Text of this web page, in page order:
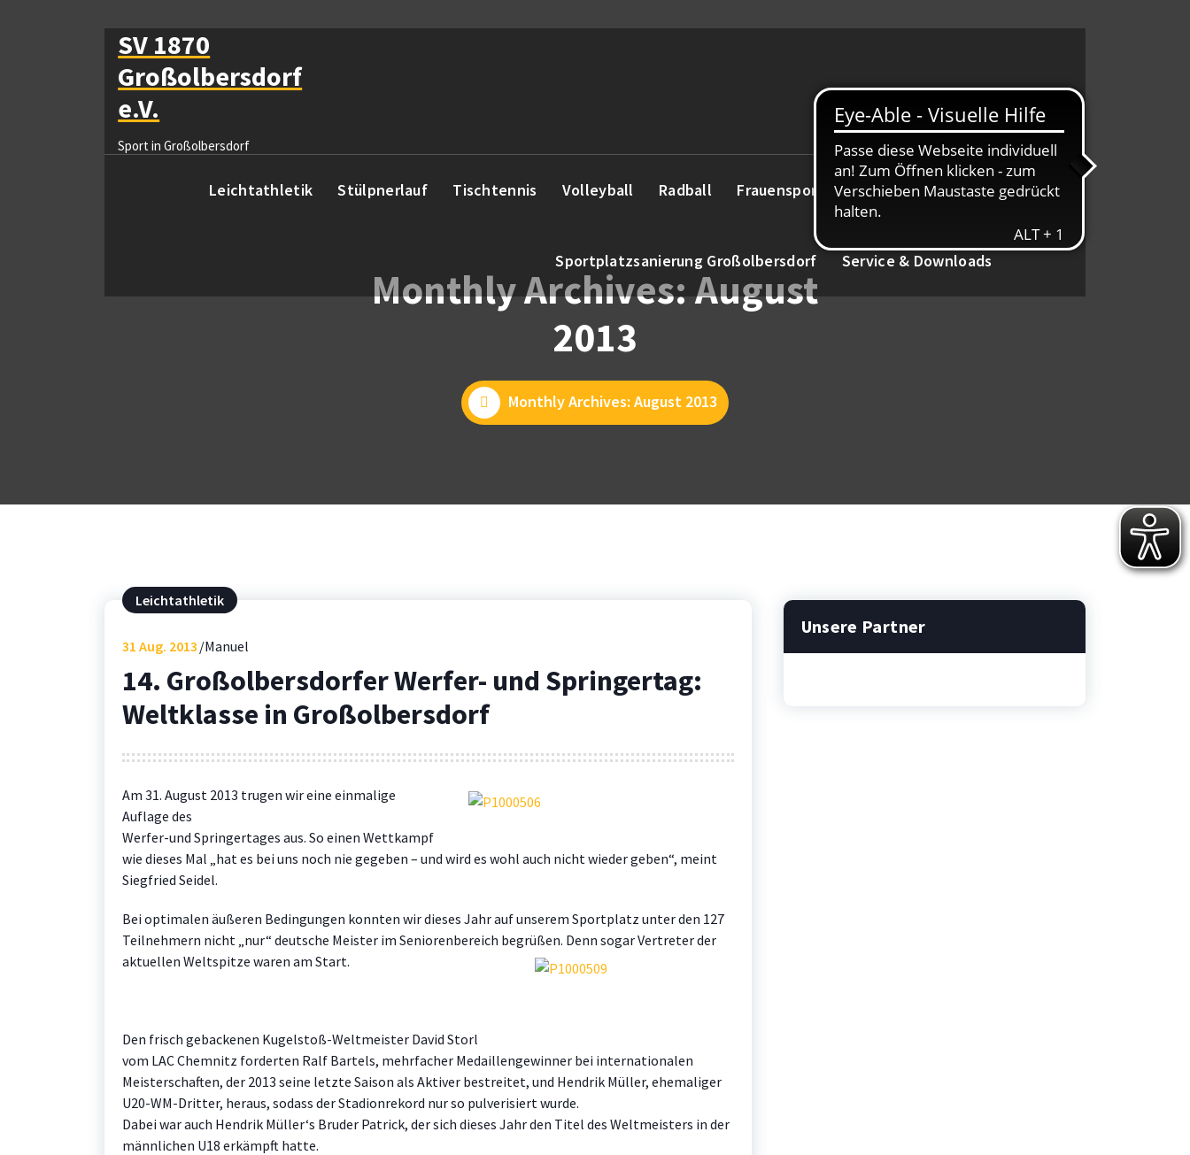
SV 1870
Großolbersdorf
e.V.
Sport in Großolbersdorf
Leichtathletik Stülpnerlauf Tischtennis Volleyball Radball Frauensport Alte Herren Tanz
Sportplatzsanierung Großolbersdorf Service & Downloads
Monthly Archives: August
2013
Monthly Archives: August 2013
Leichtathletik
31 Aug. 2013 Manuel
14. Großolbersdorfer Werfer- und Springertag:
Weltklasse in Großolbersdorf
Am 31. August 2013 trugen wir eine einmalige
Auflage des
Werfer-und Springertages aus. So einen Wettkampf
wie dieses Mal „hat es bei uns noch nie gegeben – und wird es wohl auch nicht wieder geben“, meint
Siegfried Seidel.
Bei optimalen äußeren Bedingungen konnten wir dieses Jahr auf unserem Sportplatz unter den 127
Teilnehmern nicht „nur“ deutsche Meister im Seniorenbereich begrüßen. Denn sogar Vertreter der
aktuellen Weltspitze waren am Start.
Den frisch gebackenen Kugelstoß-Weltmeister David Storl
vom LAC Chemnitz forderten Ralf Bartels, mehrfacher Medaillengewinner bei internationalen
Meisterschaften, der 2013 seine letzte Saison als Aktiver bestreitet, und Hendrik Müller, ehemaliger
U20-WM-Dritter, heraus, sodass der Stadionrekord nur so pulverisiert wurde.
Dabei war auch Hendrik Müller‘s Bruder Patrick, der sich dieses Jahr den Titel des Weltmeisters in der
männlichen U18 erkämpft hatte.
Unsere Partner